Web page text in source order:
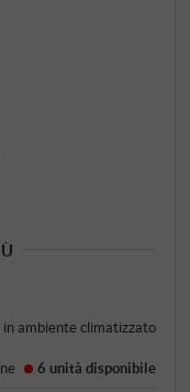
ambiente climatizzato
6 unità disponibile